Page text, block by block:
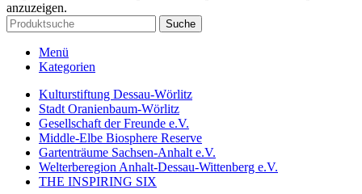
anzuzeigen.
Suche
Menü
Kategorien
Kulturstiftung Dessau-Wörlitz
Stadt Oranienbaum-Wörlitz
Gesellschaft der Freunde e.V.
Middle-Elbe Biosphere Reserve
Gartenträume Sachsen-Anhalt e.V.
Welterberegion Anhalt-Dessau-Wittenberg e.V.
THE INSPIRING SIX